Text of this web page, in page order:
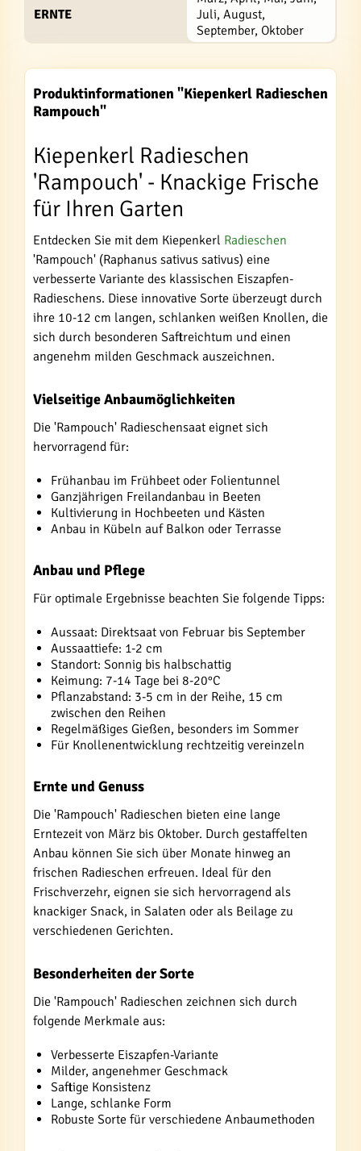
ERNTE
Juli, August,
September, Oktober
Produktinformationen "Kiepenkerl Radieschen
Rampouch"
Kiepenkerl Radieschen
'Rampouch' - Knackige Frische
für Ihren Garten
Entdecken Sie mit dem Kiepenkerl Radieschen
'Rampouch' (Raphanus sativus sativus) eine
verbesserte Variante des klassischen Eiszapfen-
Radieschens. Diese innovative Sorte überzeugt durch
ihre 10-12 cm langen, schlanken weißen Knollen, die
sich durch besonderen Saftreichtum und einen
angenehm milden Geschmack auszeichnen.
Vielseitige Anbaumöglichkeiten
Die 'Rampouch' Radieschensaat eignet sich
hervorragend für:
Frühanbau im Frühbeet oder Folientunnel
Ganzjährigen Freilandanbau in Beeten
Kultivierung in Hochbeeten und Kästen
Anbau in Kübeln auf Balkon oder Terrasse
Anbau und Pflege
Für optimale Ergebnisse beachten Sie folgende Tipps:
Aussaat: Direktsaat von Februar bis September
Aussaattiefe: 1-2 cm
Standort: Sonnig bis halbschattig
Keimung: 7-14 Tage bei 8-20°C
Pflanzabstand: 3-5 cm in der Reihe, 15 cm
zwischen den Reihen
Regelmäßiges Gießen, besonders im Sommer
Für Knollenentwicklung rechtzeitig vereinzeln
Ernte und Genuss
Die 'Rampouch' Radieschen bieten eine lange
Erntezeit von März bis Oktober. Durch gestaffelten
Anbau können Sie sich über Monate hinweg an
frischen Radieschen erfreuen. Ideal für den
Frischverzehr, eignen sie sich hervorragend als
knackiger Snack, in Salaten oder als Beilage zu
verschiedenen Gerichten.
Besonderheiten der Sorte
Die 'Rampouch' Radieschen zeichnen sich durch
folgende Merkmale aus:
Verbesserte Eiszapfen-Variante
Milder, angenehmer Geschmack
Saftige Konsistenz
Lange, schlanke Form
Robuste Sorte für verschiedene Anbaumethoden